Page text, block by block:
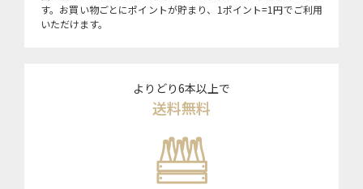
す。お買い物ごとにポイントが貯まり、1ポイント=1円でご利用
いただけます。
よりどり6本以上で
送料無料